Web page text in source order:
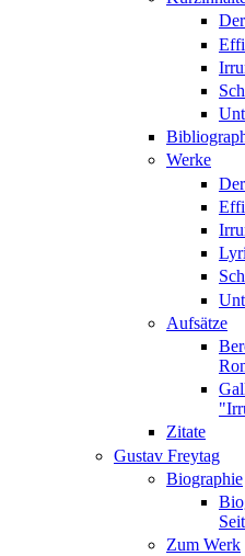
Werke
Aufsätze
Zitate
Gustav Freytag
Biographie
Zum Werk